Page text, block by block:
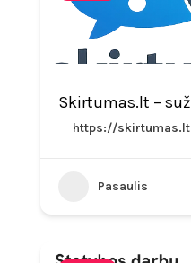
https://skirtumas.lt
Pasaulis